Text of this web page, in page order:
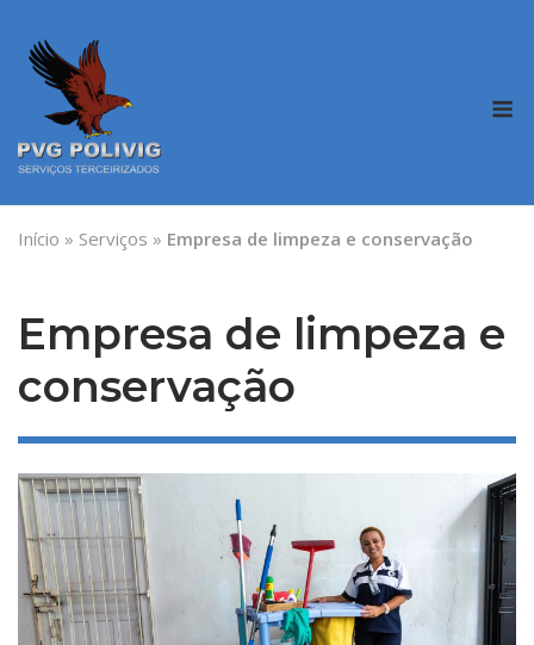
content
Início » Serviços » Empresa de limpeza e conservação
Empresa de limpeza e
conservação